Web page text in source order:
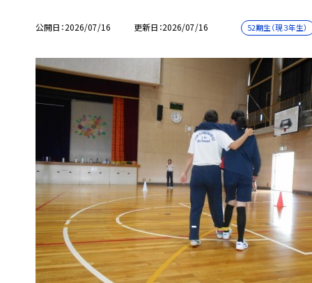
公開日 2026/07/16 更新日 2026/07/16 52期生（現３年生）